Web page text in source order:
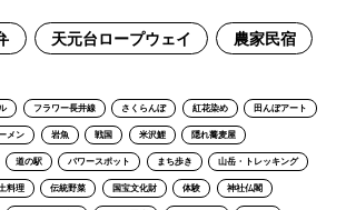
天元台ロープウェイ 農家民宿
フラワー長井線 さくらんぼ 紅花染め 田んぼアート
メン 岩魚 戦国 米沢鯉 隠れ蕎麦屋
道の駅 パワースポット まち歩き 山岳・トレッキング
料理 伝統野菜 国宝文化財 体験 神社仏閣